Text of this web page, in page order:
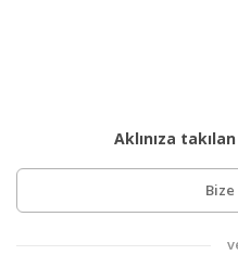
Aklınıza
Bize